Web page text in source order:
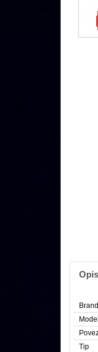
Opis
Brand
Model
Tip